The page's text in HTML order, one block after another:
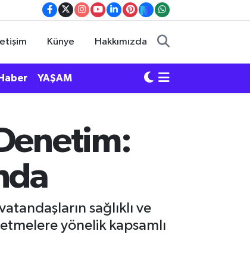
İletişim Künye Hakkımızda
YAŞAM
sağlıklı ve
yönelik kapsamlı